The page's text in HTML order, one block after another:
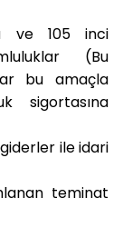
ve 105 inci
(Bu
bu amaçla
sigortasına
ile idari
teminat